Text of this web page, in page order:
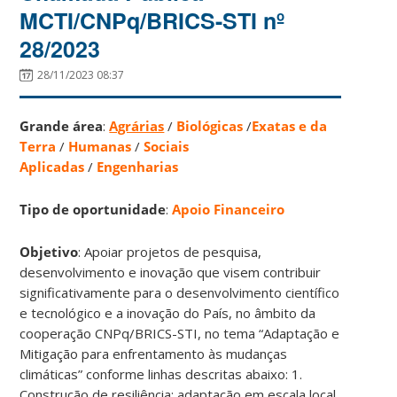
MCTI/CNPq/BRICS-STI nº
28/2023
28/11/2023 08:37
Grande área:Agrárias / Biológicas /Exatas e da
Terra / Humanas /Sociais
Aplicadas / Engenharias
Tipo de oportunidade:Apoio Financeiro
Objetivo: Apoiar projetos de pesquisa,
desenvolvimento e inovação que visem contribuir
significativamente para o desenvolvimento científico
e tecnológico e a inovação do País, no âmbito da
cooperação CNPq/BRICS-STI, no tema “Adaptação e
Mitigação para enfrentamento às mudanças
climáticas” conforme linhas descritas abaixo: 1.